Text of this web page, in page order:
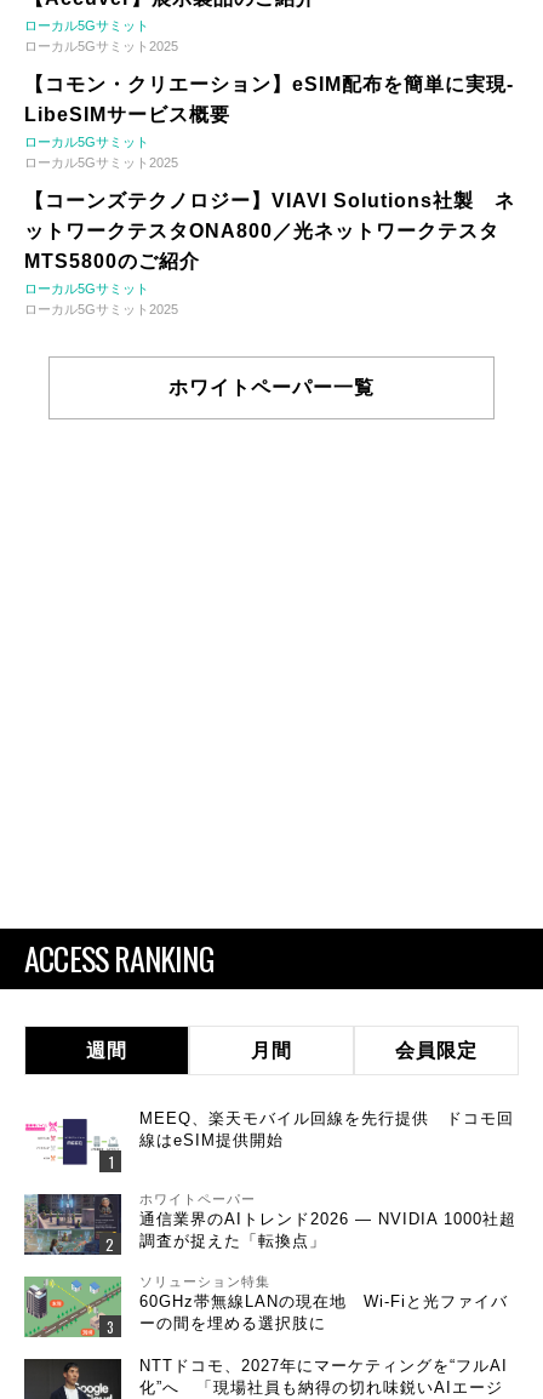
ローカル5Gサミット
ローカル5Gサミット2025
【コモン・クリエーション】eSIM配布を簡単に実現-
LibeSIMサービス概要
ローカル5Gサミット
ローカル5Gサミット2025
【コーンズテクノロジー】VIAVI Solutions社製 ネ
ットワークテスタONA800／光ネットワークテスタ
MTS5800のご紹介
ローカル5Gサミット
ローカル5Gサミット2025
ホワイトペーパー一覧
ACCESS RANKING
週間 月間 会員限定
MEEQ、楽天モバイル回線を先行提供 ドコモ回
線はeSIM提供開始
ホワイトペーパー
通信業界のAIトレンド2026 ― NVIDIA 1000社超
調査が捉えた「転換点」
ソリューション特集
60GHz帯無線LANの現在地 Wi-Fiと光ファイバ
ーの間を埋める選択肢に
NTTドコモ、2027年にマーケティングを“フルAI
化”へ 「現場社員も納得の切れ味鋭いAIエージ